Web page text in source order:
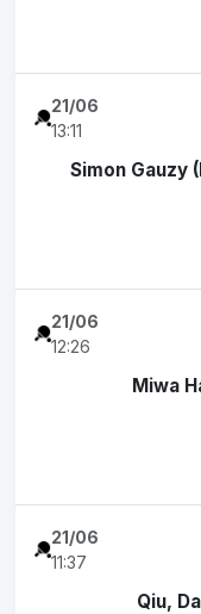
21/06
13:11
Simon Gauzy
21/06
12:26
Miwa
21/06
11:37
Qiu,